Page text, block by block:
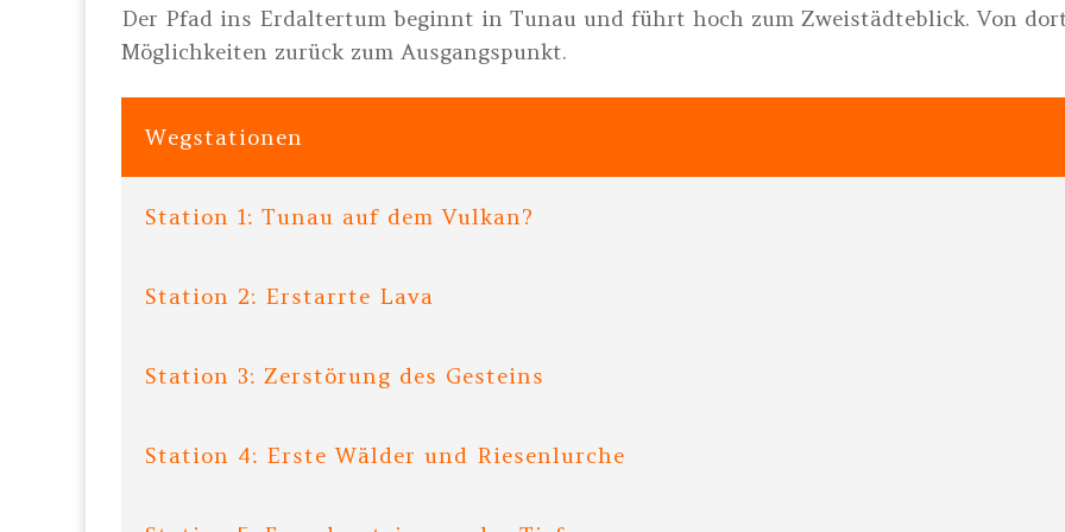
Der Pfad ins Erdaltertum beginnt in Tunau und führt hoch zum Zweistädteblick. Von
Möglichkeiten zurück zum Ausgangspunkt.
Wegstationen
Station 1: Tunau auf dem Vulkan?
Station 2: Erstarrte Lava
Station 3: Zerstörung des Gesteins
Station 4: Erste Wälder und Riesenlurche